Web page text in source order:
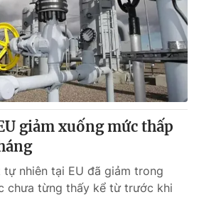
hình thức nếu không có sự chấp
rõ nguồn VTV.vn khi phát hành lại
giảm xuống mức thấp
nhiên tại EU đã giảm trong
chưa từng thấy kể từ trước khi